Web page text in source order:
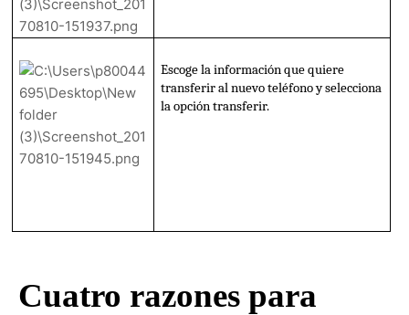
Escoge la información que quiere
transferir al nuevo teléfono y selecciona
la opción transferir.
Cuatro razones para